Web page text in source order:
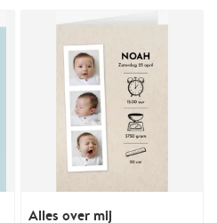
Alles over mij